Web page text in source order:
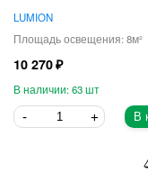
LUMION
8
10 270
63
В